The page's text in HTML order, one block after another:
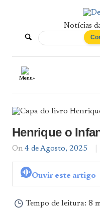
De
Norte
Sul
Notícias
Menu+
Henrique o
On 4 de Agosto, 2025
Ouvir este artigo
Tempo de leitura: 8